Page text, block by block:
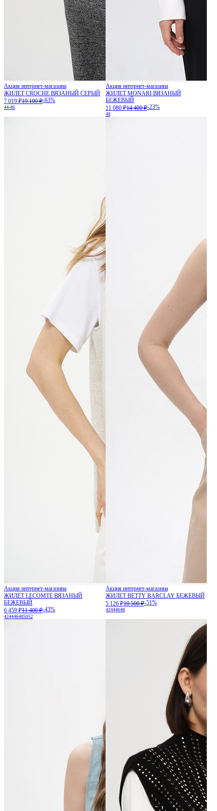
Акция интернет-магазина
ЖИЛЕТ CROCHE ВЯЗАНЫЙ СЕРЫЙ
7 019 ₽19 100 ₽-63%
44-46
Акция интернет-магазина
ЖИЛЕТ MONARI ВЯЗАНЫЙ
БЕЖЕВЫЙ
11 080 ₽14 400 ₽-23%
48
Акция интернет-магазина
ЖИЛЕТ LECOMTE ВЯЗАНЫЙ
БЕЖЕВЫЙ
6 459 ₽11 400 ₽-43%
424446485052
Акция интернет-магазина
ЖИЛЕТ BETTY BARCLAY БЕЖЕВЫЙ
5 126 ₽10 500 ₽-51%
42444648